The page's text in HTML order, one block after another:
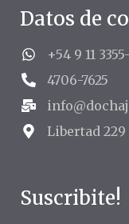
Datos de
+54 9 11
4706-7625
Libertad 229
Suscribite!